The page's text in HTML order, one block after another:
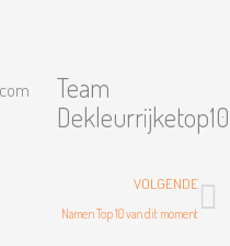
Team
VOLGENDE
Namen Top 10 van dit moment